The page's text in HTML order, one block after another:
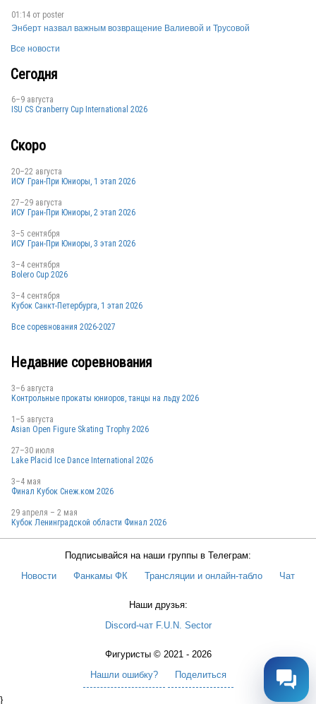
USA
USA
USA
USA
USA
01:14 от poster
Энберт назвал важным возвращение Валиевой и Трусовой
Все новости
Сегодня
6–9 августа
ISU CS Cranberry Cup International 2026
Скоро
20–22 августа
ИСУ Гран-При Юниоры, 1 этап 2026
27–29 августа
ИСУ Гран-При Юниоры, 2 этап 2026
3–5 сентября
ИСУ Гран-При Юниоры, 3 этап 2026
3–4 сентября
Bolero Cup 2026
3–4 сентября
Кубок Санкт-Петербурга, 1 этап 2026
Все соревнования 2026-2027
Недавние соревнования
3–6 августа
Контрольные прокаты юниоров, танцы на льду 2026
1–5 августа
Asian Open Figure Skating Trophy 2026
27–30 июля
Lake Placid Ice Dance International 2026
3–4 мая
Финал Кубок Снеж.ком 2026
29 апреля – 2 мая
Кубок Ленинградской области Финал 2026
Подписывайся на наши группы в Телеграм:
Новости
Фанкамы ФК Трансляции и онлайн-табло Чат
Наши друзья:
Discord-чат F.U.N. Sector
Фигуристы © 2021 - 2026
Нашли ошибку?
Поделиться
}